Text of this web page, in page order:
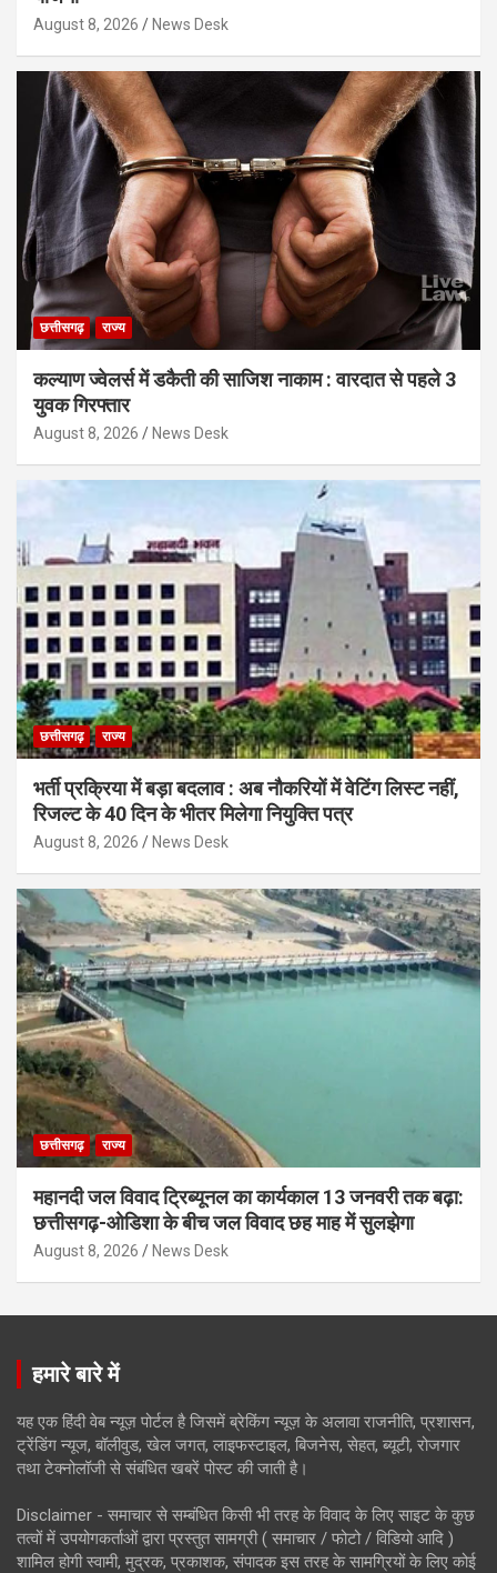
August 8, 2026 News Desk
छत्तीसगढ़ राज्य
कल्याण ज्वेलर्स में डकैती की साजिश नाकाम : वारदात से पहले 3
युवक गिरफ्तार
August 8, 2026 News Desk
छत्तीसगढ़ राज्य
भर्ती प्रक्रिया में बड़ा बदलाव : अब नौकरियों में वेटिंग लिस्ट नहीं,
रिजल्ट के 40 दिन के भीतर मिलेगा नियुक्ति पत्र
August 8, 2026 News Desk
छत्तीसगढ़ राज्य
महानदी जल विवाद ट्रिब्यूनल का कार्यकाल 13 जनवरी तक बढ़ा:
छत्तीसगढ़-ओडिशा के बीच जल विवाद छह माह में सुलझेगा
August 8, 2026 News Desk
हमारे बारे में
यह एक हिंदी वेब न्यूज़ पोर्टल है जिसमें ब्रेकिंग न्यूज़ के अलावा राजनीति, प्रशासन,
ट्रेंडिंग न्यूज, बॉलीवुड, खेल जगत, लाइफस्टाइल, बिजनेस, सेहत, ब्यूटी, रोजगार
तथा टेक्नोलॉजी से संबंधित खबरें पोस्ट की जाती है।
Disclaimer - समाचार से सम्बंधित किसी भी तरह के विवाद के लिए साइट के कुछ
तत्वों में उपयोगकर्ताओं द्वारा प्रस्तुत सामग्री ( समाचार / फोटो / विडियो आदि )
शामिल होगी स्वामी, मुद्रक, प्रकाशक, संपादक इस तरह के सामग्रियों के लिए कोई